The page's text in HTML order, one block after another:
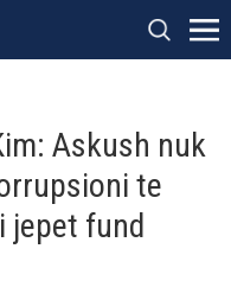
Askush nuk
te
jepet fund